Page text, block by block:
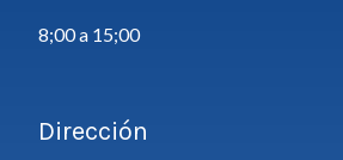
8;00 a 15;00
Dirección